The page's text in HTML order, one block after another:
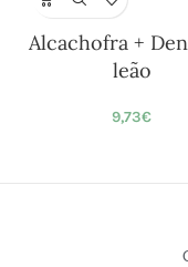
Alcachofra +
leão
9,73€